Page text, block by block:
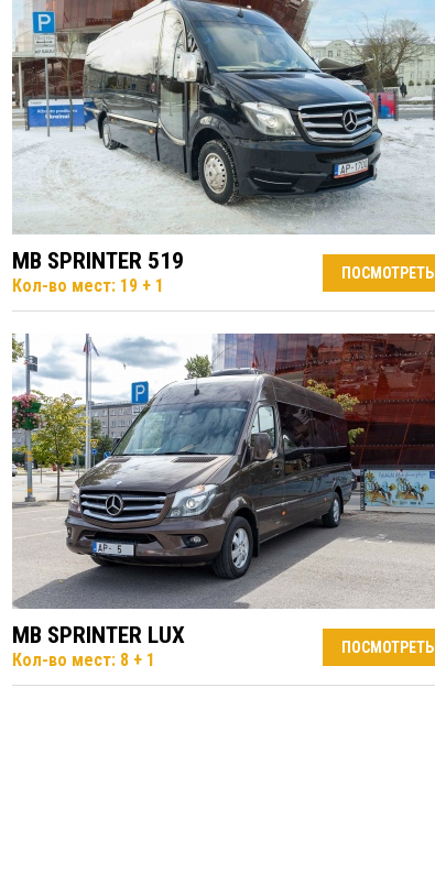
MB SPRINTER 519
Кол-во мест: 19 + 1
ПОСМОТРЕТЬ
MB SPRINTER LUX
Кол-во мест: 8 + 1
ПОСМОТРЕТЬ